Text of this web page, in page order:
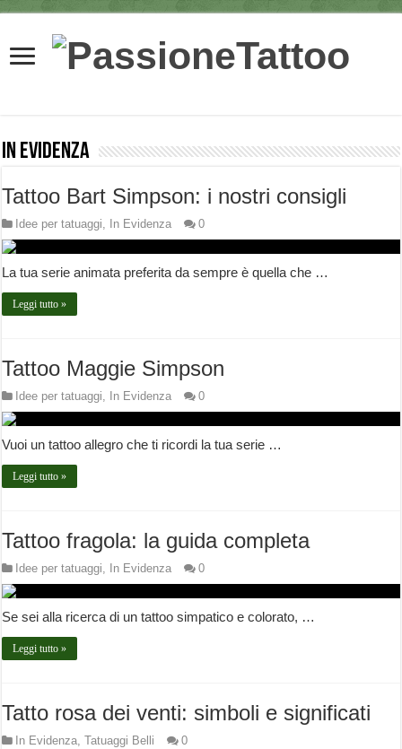
In Evidenza
Tattoo Bart Simpson: i nostri consigli
Idee per tatuaggi, In Evidenza 0
La tua serie animata preferita da sempre è quella che …
Leggi tutto »
Tattoo Maggie Simpson
Idee per tatuaggi, In Evidenza 0
Vuoi un tattoo allegro che ti ricordi la tua serie …
Leggi tutto »
Tattoo fragola: la guida completa
Idee per tatuaggi, In Evidenza 0
Se sei alla ricerca di un tattoo simpatico e colorato, …
Leggi tutto »
Tatto rosa dei venti: simboli e significati
In Evidenza,Tatuaggi Belli 0